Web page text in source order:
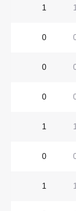
1
1
0
0
0
1
1
0
1
1